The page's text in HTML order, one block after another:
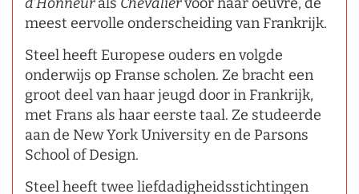
meest eervolle onderscheiding van Frankrijk.
Steel heeft Europese ouders en volgde
onderwijs op Franse scholen. Ze bracht een
groot deel van haar jeugd door in Frankrijk,
met Frans als haar eerste taal. Ze studeerde
aan de New York University en de Parsons
School of Design.
Steel heeft twee liefdadigheidsstichtingen